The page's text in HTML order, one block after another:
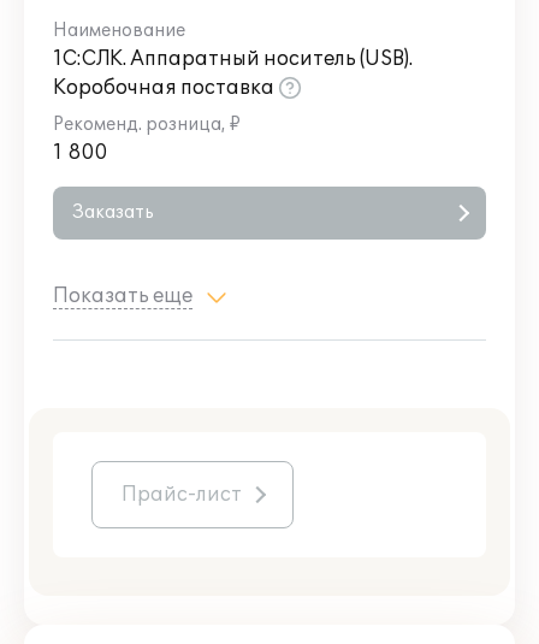
1С:СЛК. Аппаратный носитель (USB).
Коробочная поставка
1 800
Заказать
Показать еще
Прайс-лист